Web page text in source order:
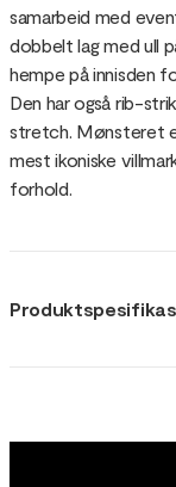
samarbeid med
dobbelt lag med ull
hempe på innisden
Den har også rib-
stretch. Mønsteret
mest ikoniske
forhold.